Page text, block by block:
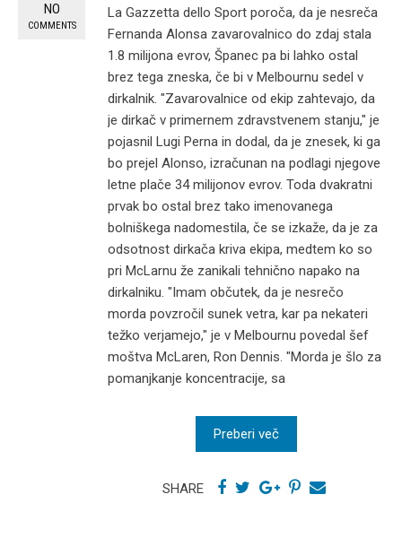
NO
COMMENTS
La Gazzetta dello Sport poroča, da je nesreča
Fernanda Alonsa zavarovalnico do zdaj stala
1.8 milijona evrov, Španec pa bi lahko ostal
brez tega zneska, če bi v Melbournu sedel v
dirkalnik. "Zavarovalnice od ekip zahtevajo, da
je dirkač v primernem zdravstvenem stanju," je
pojasnil Lugi Perna in dodal, da je znesek, ki ga
bo prejel Alonso, izračunan na podlagi njegove
letne plače 34 milijonov evrov. Toda dvakratni
prvak bo ostal brez tako imenovanega
bolniškega nadomestila, če se izkaže, da je za
odsotnost dirkača kriva ekipa, medtem ko so
pri McLarnu že zanikali tehnično napako na
dirkalniku. "Imam občutek, da je nesrečo
morda povzročil sunek vetra, kar pa nekateri
težko verjamejo," je v Melbournu povedal šef
moštva McLaren, Ron Dennis. "Morda je šlo za
pomanjkanje koncentracije, sa
Preberi več
SHARE